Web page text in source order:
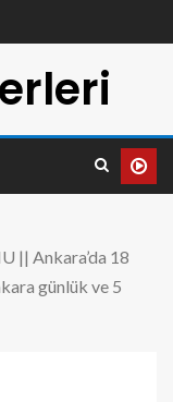
|| Ankara’da 18
günlük ve 5